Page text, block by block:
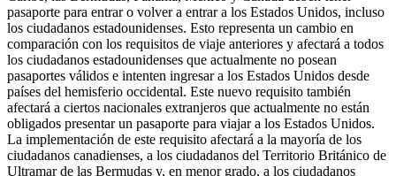
pasaporte para entrar o volver a entrar a los Estados Unidos, incluso
los ciudadanos estadounidenses. Esto representa un cambio en
comparación con los requisitos de viaje anteriores y afectará a todos
los ciudadanos estadounidenses que actualmente no posean
pasaportes válidos e intenten ingresar a los Estados Unidos desde
países del hemisferio occidental. Este nuevo requisito también
afectará a ciertos nacionales extranjeros que actualmente no están
obligados presentar un pasaporte para viajar a los Estados Unidos.
La implementación de este requisito afectará a la mayoría de los
ciudadanos canadienses, a los ciudadanos del Territorio Británico de
Ultramar de las Bermudas y, en menor grado, a los ciudadanos